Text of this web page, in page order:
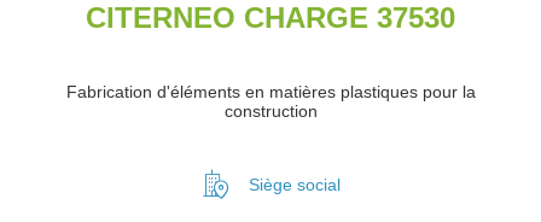
CITERNEO CHARGE 37530
Fabrication d'éléments en matières plastiques pour la
construction
Siège social